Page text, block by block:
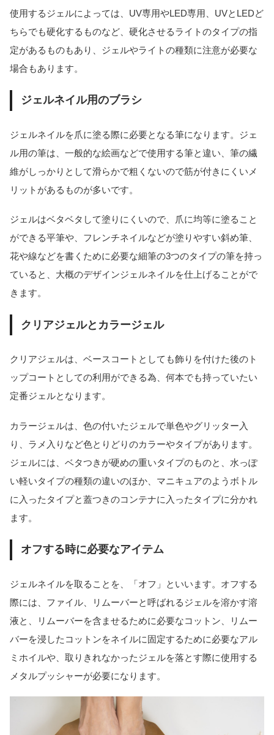
使用するジェルによっては、UV専用やLED専用、UVとLEDど
ちらでも硬化するものなど、硬化させるライトのタイプの指
定があるものもあり、ジェルやライトの種類に注意が必要な
場合もあります。
ジェルネイル用のブラシ
ジェルネイルを爪に塗る際に必要となる筆になります。ジェ
ル用の筆は、一般的な絵画などで使用する筆と違い、筆の繊
維がしっかりとして滑らかで粗くないので筋が付きにくいメ
リットがあるものが多いです。
ジェルはベタベタして塗りにくいので、爪に均等に塗ること
ができる平筆や、フレンチネイルなどが塗りやすい斜め筆、
花や線などを書くために必要な細筆の3つのタイプの筆を持っ
ていると、大概のデザインジェルネイルを仕上げることがで
きます。
クリアジェルとカラージェル
クリアジェルは、ベースコートとしても飾りを付けた後のト
ップコートとしての利用ができる為、何本でも持っていたい
定番ジェルとなります。
カラージェルは、色の付いたジェルで単色やグリッター入
り、ラメ入りなど色とりどりのカラーやタイプがあります。
ジェルには、ベタつきが硬めの重いタイプのものと、水っぽ
い軽いタイプの種類の違いのほか、マニキュアのようボトル
に入ったタイプと蓋つきのコンテナに入ったタイプに分かれ
ます。
オフする時に必要なアイテム
ジェルネイルを取ることを、「オフ」といいます。オフする
際には、ファイル、リムーバーと呼ばれるジェルを溶かす溶
液と、リムーバーを含ませるために必要なコットン、リムー
バーを浸したコットンをネイルに固定するために必要なアル
ミホイルや、取りきれなかったジェルを落とす際に使用する
メタルプッシャーが必要になります。